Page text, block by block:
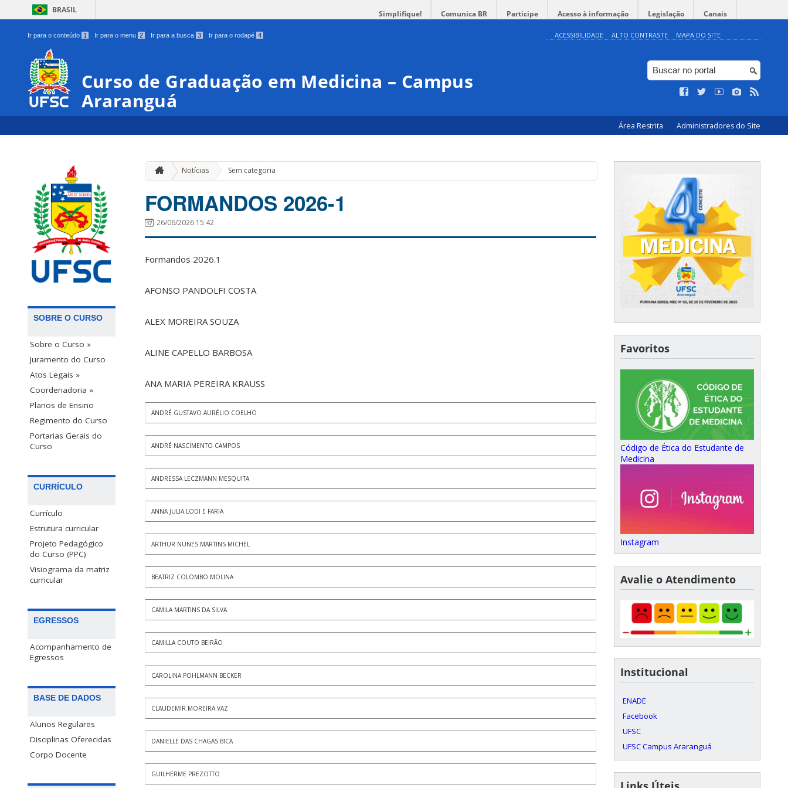
BRASIL Simplifique! Comunica BR Participe Acesso à informação Legislação Canais
Ir para o conteúdo 1 Ir para o menu 2 Ir para a busca 3 Ir para o rodapé 4 ACESSIBILIDADE ALTO CONTRASTE MAPA DO SITE
Curso de Graduação em Medicina – Campus
Araranguá
Área Restrita Administradores do Site
SOBRE O CURSO
Sobre o Curso »
Juramento do Curso
Atos Legais »
Coordenadoria »
Planos de Ensino
Regimento do Curso
Portarias Gerais do
Curso
CURRÍCULO
Currículo
Estrutura curricular
Projeto Pedagógico
do Curso (PPC)
Visiograma da matriz
curricular
EGRESSOS
Acompanhamento de
Egressos
BASE DE DADOS
Alunos Regulares
Disciplinas Oferecidas
Corpo Docente
Notícias Sem categoria
FORMANDOS 2026-1
26/06/2026 15:42
Formandos 2026.1
AFONSO PANDOLFI COSTA
ALEX MOREIRA SOUZA
ALINE CAPELLO BARBOSA
ANA MARIA PEREIRA KRAUSS
ANDRÉ GUSTAVO AURÉLIO COELHO
ANDRÉ NASCIMENTO CAMPOS
ANDRESSA LECZMANN MESQUITA
ANNA JULIA LODI E FARIA
ARTHUR NUNES MARTINS MICHEL
BEATRIZ COLOMBO MOLINA
CAMILA MARTINS DA SILVA
CAMILLA COUTO BEIRÃO
CAROLINA POHLMANN BECKER
CLAUDEMIR MOREIRA VAZ
DANIELLE DAS CHAGAS BICA
GUILHERME PREZOTTO
Favoritos
Código de Ética do Estudante de
Medicina
Instagram
Avalie o Atendimento
Institucional
ENADE
Facebook
UFSC
UFSC Campus Araranguá